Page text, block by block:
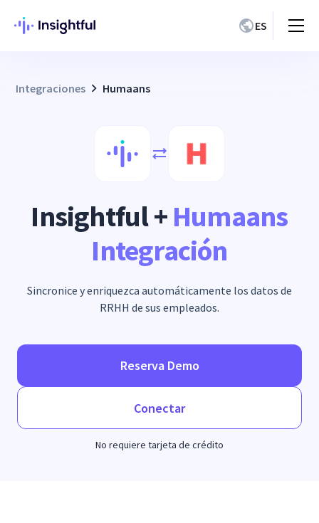
ES
Integraciones Humaans
Insightful +Humaans
Integración
Sincronice y enriquezca automáticamente los datos de
RRHH de sus empleados.
Reserva Demo
Conectar
No requiere tarjeta de crédito